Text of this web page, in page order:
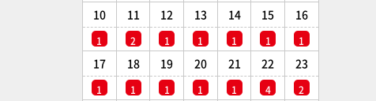
10
1
11
2
12
1
13
1
14
1
15
1
16
1
17
1
18
1
19
1
20
1
21
1
22
4
23
2